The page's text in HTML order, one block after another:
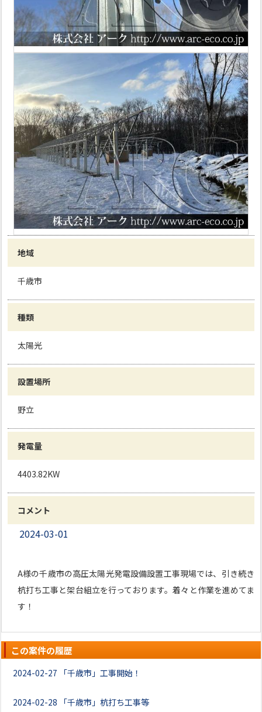
地域
千歳市
種類
太陽光
設置場所
野立
発電量
4403.82KW
コメント
2024-03-01
A様の千歳市の高圧太陽光発電設備設置工事現場では、引き続き
杭打ち工事と架台組立を行っております。着々と作業を進めてま
す！
この案件の履歴
2024-02-27 「千歳市」工事開始！
2024-02-28 「千歳市」杭打ち工事等